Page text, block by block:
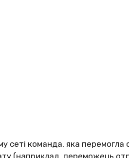
сеті команда, яка перемогла